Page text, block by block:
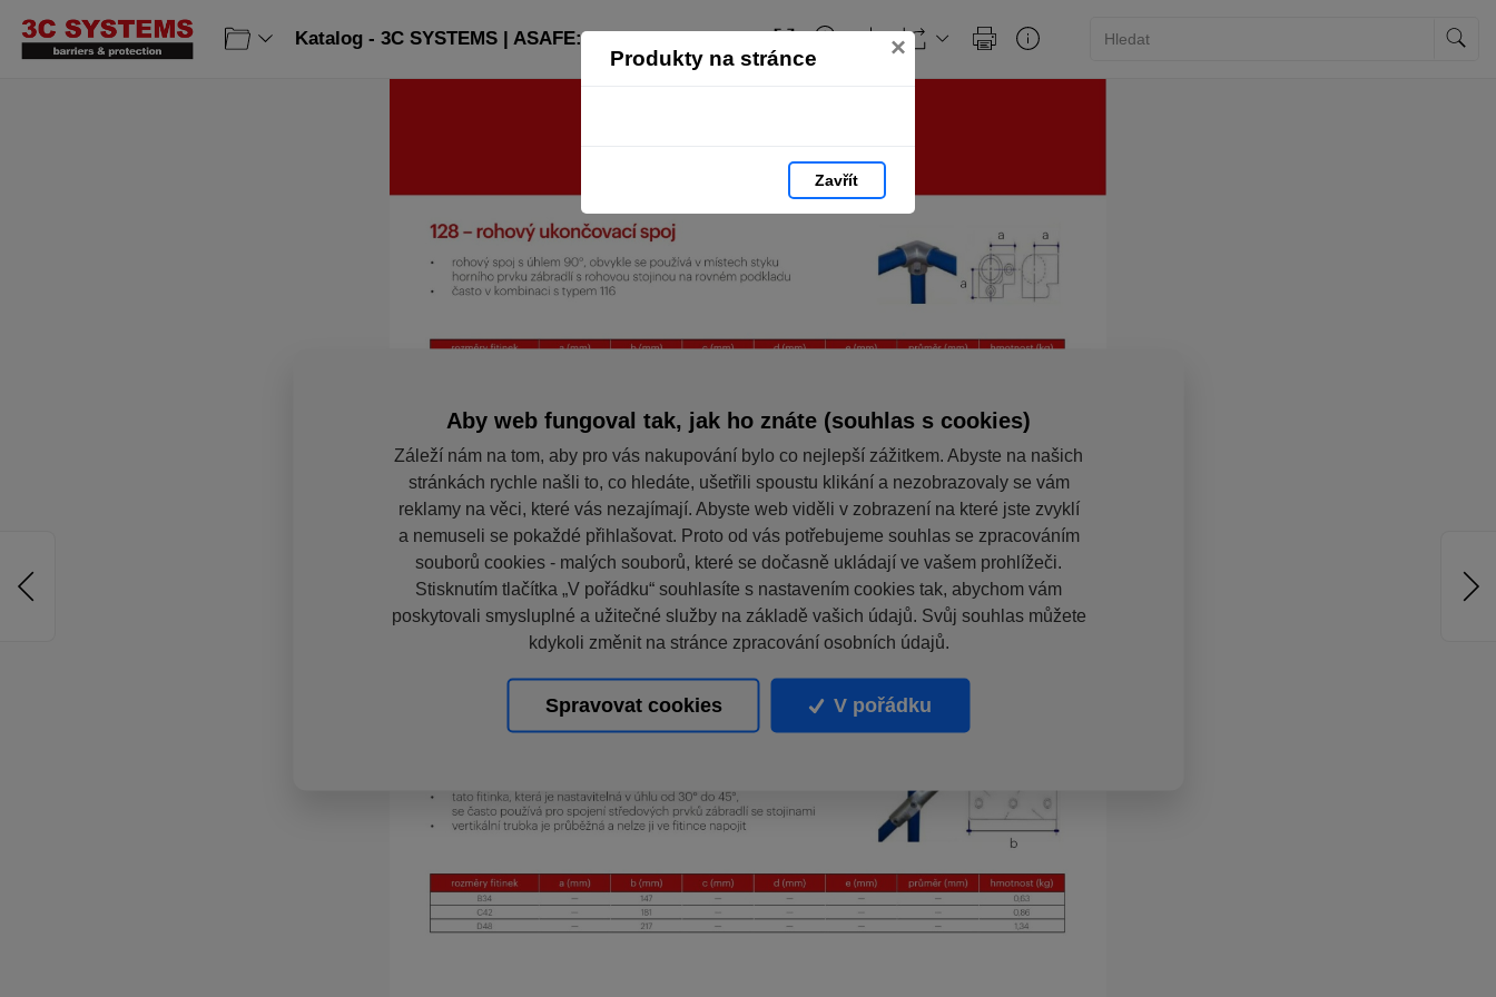
Produkty na stránce ×
Zavřít
Katalog - 3C SYSTEMS | ASAFE: strana 224
Aby web fungoval tak, jak ho znáte (souhlas s cookies)
Záleží nám na tom, aby pro vás nakupování bylo co nejlepší zážitkem. Abyste na našich
stránkách rychle našli to, co hledáte, ušetřili spoustu klikání a nezobrazovaly se vám
reklamy na věci, které vás nezajímají. Abyste web viděli v zobrazení na které jste zvyklí
a nemuseli se pokaždé přihlašovat. Proto od vás potřebujeme souhlas se zpracováním
souborů cookies - malých souborů, které se dočasně ukládají ve vašem prohlížeči.
Stisknutím tlačítka „V pořádku“ souhlasíte s nastavením cookies tak, abychom vám
poskytovali smysluplné a užitečné služby na základě vašich údajů. Svůj souhlas můžete
kdykoli změnit na stránce zpracování osobních údajů.
Spravovat cookies V pořádku